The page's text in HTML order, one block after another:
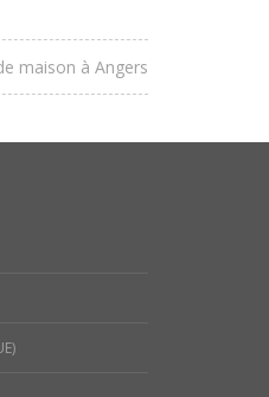
maison à Angers